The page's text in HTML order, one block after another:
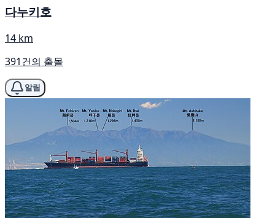
다누키호
14 km
391건의 출몰
알림